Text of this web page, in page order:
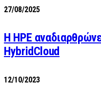
27/08/2025
H HPE
HybridCloud
12/10/2023